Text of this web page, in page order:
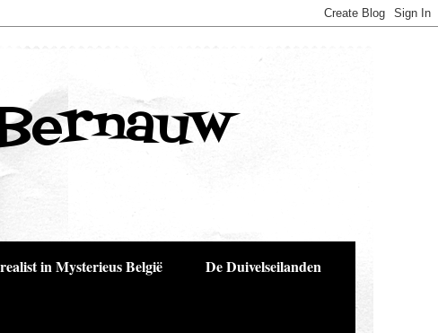
in Mysterieus België De Duivelseilanden